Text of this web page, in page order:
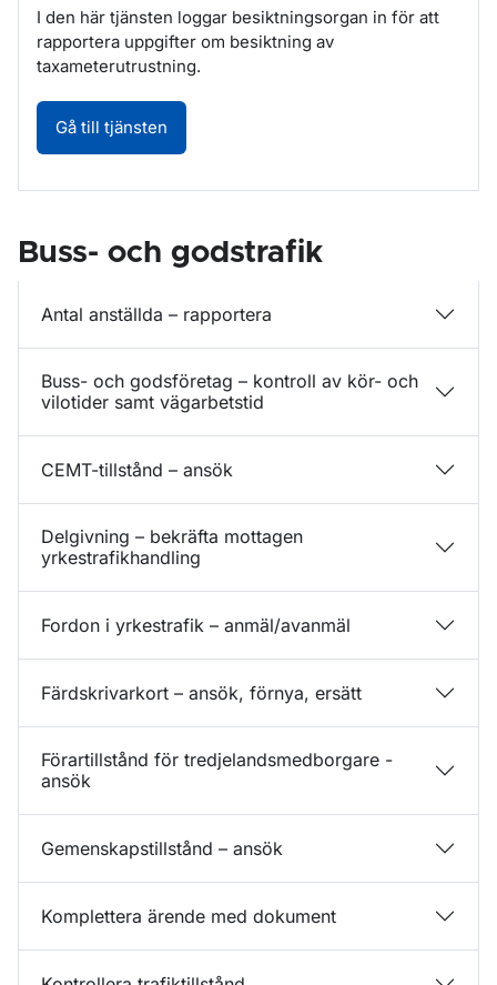
I den här tjänsten loggar besiktningsorgan in för att
rapportera uppgifter om besiktning av
taxameterutrustning.
Gå till tjänsten
Buss- och godstrafik
Antal anställda – rapportera
Buss- och godsföretag – kontroll av kör- och
vilotider samt vägarbetstid
CEMT-tillstånd – ansök
Delgivning – bekräfta mottagen
yrkestrafikhandling
Fordon i yrkestrafik – anmäl/avanmäl
Färdskrivarkort – ansök, förnya, ersätt
Förartillstånd för tredjelandsmedborgare -
ansök
Gemenskapstillstånd – ansök
Komplettera ärende med dokument